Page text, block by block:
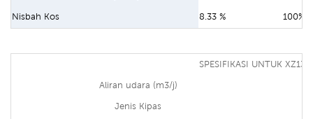
Nisbah Kos 8.33 % 100%
SPESIFIKASI UNTUK XZ13-
Aliran udara (m3/j)
Jenis Kipas